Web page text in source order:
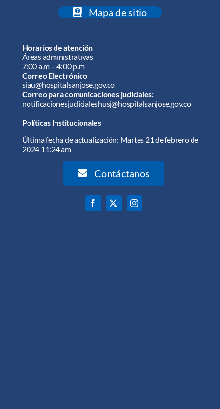
Mapa de sitio
Horarios de atención
Áreas administrativas
7:00 a.m – 4:00 p.m
Correo Electrónico
siau@hospitalsanjose.gov.co
Correo para comunicaciones judiciales:
notificacionesjudicialeshusj@hospitalsanjose.gov.co
Políticas Institucionales
Última fecha de actualización: Martes 21 de febrero de
2024 11:24 am
Contáctanos